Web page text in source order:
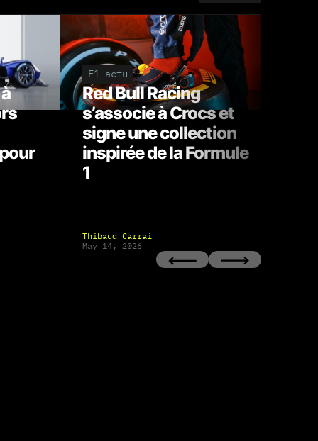
F1 actu
Red Bull Racing
s’associe à Crocs et
signe une collection
inspirée de la Formule
1
Thibaud Carrai
May 14, 2026